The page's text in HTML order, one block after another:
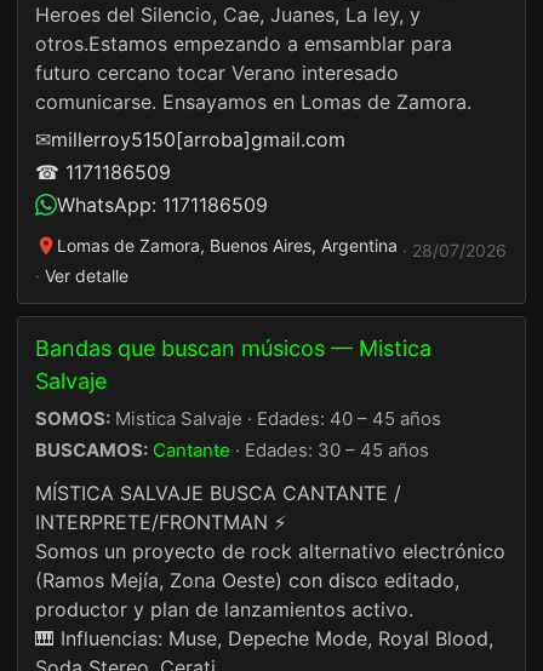
Heroes del Silencio, Cae, Juanes, La ley, y
otros.Estamos empezando a emsamblar para
futuro cercano tocar Verano interesado
comunicarse. Ensayamos en Lomas de Zamora.
✉millerroy5150[arroba]gmail.com
☎ 1171186509
WhatsApp: 1171186509
Lomas de Zamora, Buenos Aires, Argentina · 28/07/2026
· Ver detalle
Bandas que buscan músicos — Mistica
Salvaje
SOMOS: Mistica Salvaje · Edades: 40 – 45 años
BUSCAMOS: Cantante · Edades: 30 – 45 años
MÍSTICA SALVAJE BUSCA CANTANTE /
INTERPRETE/FRONTMAN ⚡
Somos un proyecto de rock alternativo electrónico
(Ramos Mejía, Zona Oeste) con disco editado,
productor y plan de lanzamientos activo.
🎹 Influencias: Muse, Depeche Mode, Royal Blood,